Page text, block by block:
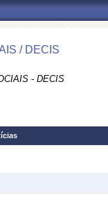
/ DECIS
- DECIS